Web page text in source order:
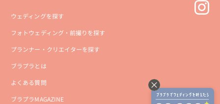
ウェディングを探す
フォトウェディング・前撮りを探す
プランナー・クリエイターを探す
ブラプラとは
よくある質問
ブラプラMAGAZINE